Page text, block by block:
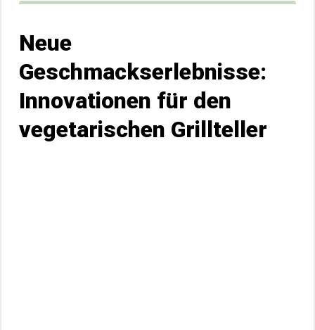
Neue
Geschmackserlebnisse:
Innovationen für den
vegetarischen Grillteller